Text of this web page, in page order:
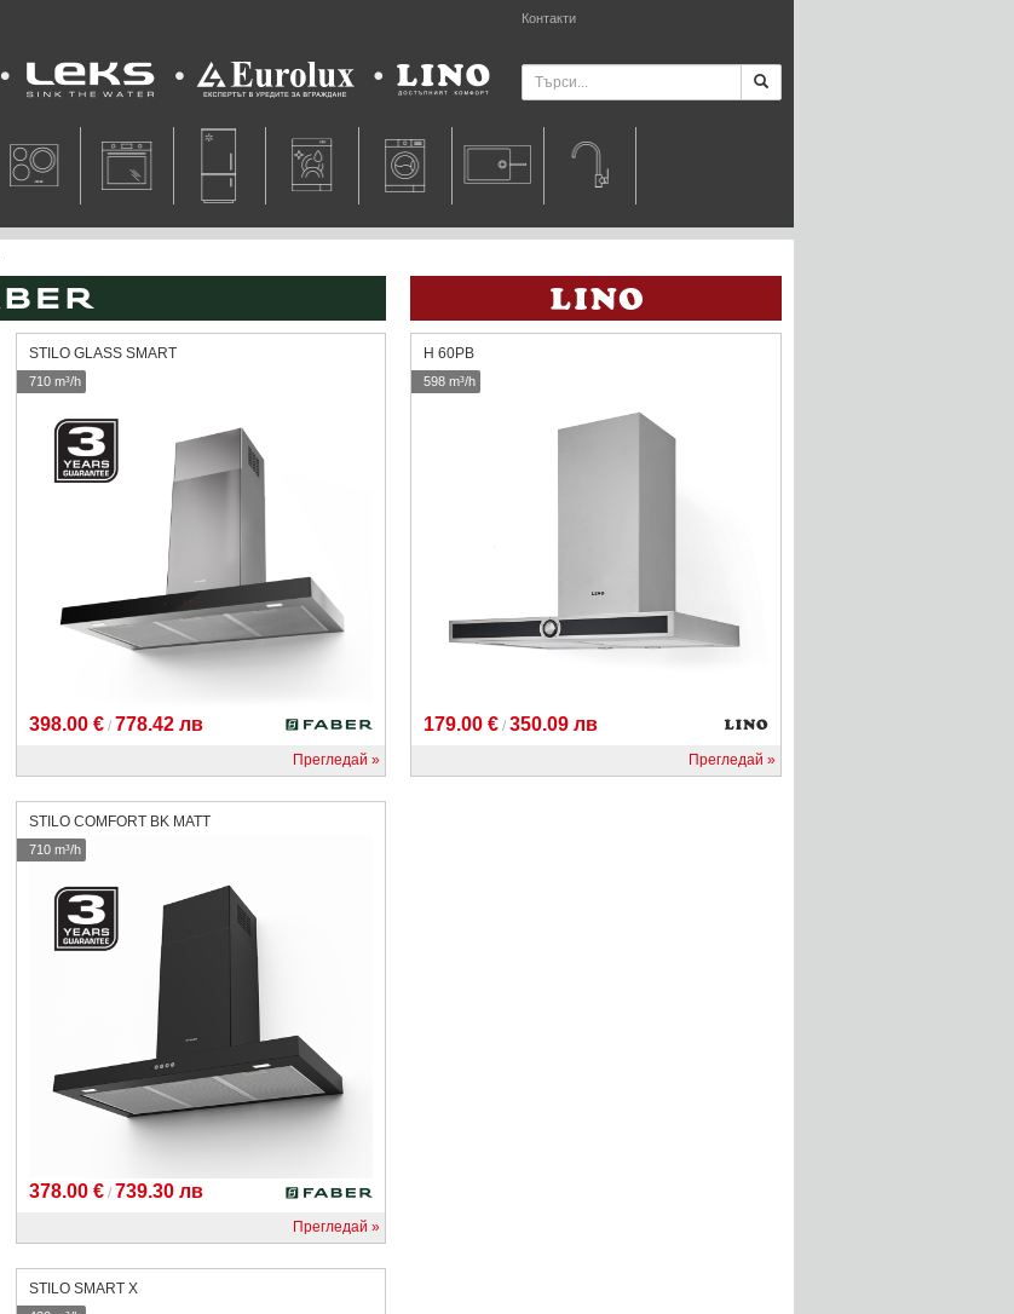
Контакти
Leks Eurolux Lino
STILO GLASS SMART
398.00 €/ 778.42 лв
Прегледай
710 m³/h
STILO COMFORT BK MATT
378.00 €/ 739.30 лв
Прегледай
710 m³/h
STILO SMART X
H 60PB
179.00 € /350.09 лв
Прегледай
598 m³/h